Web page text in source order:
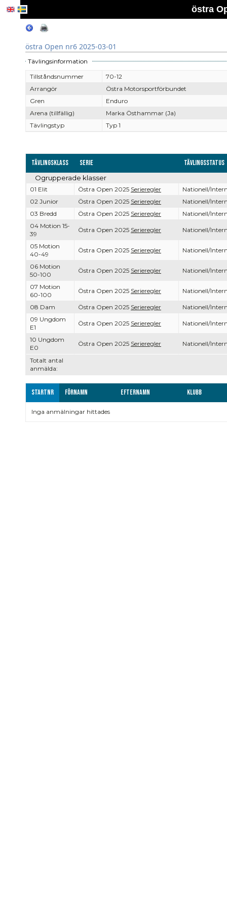
östra
östra Open nr6 2025-03-01
Tävlingsinformation
Tillståndsnummer
70-12
Arrangör
Östra Motorsportförbundet
Gren
Enduro
Arena (tillfällig)
Marka Östhammar (Ja)
Tävlingstyp
Typ 1
Tävlingsklass Serie Tävlingsstatus
Totalt antal
anmälda:
Ogrupperade klasser
01 Elit Östra Open 2025 Serieregler
Nationell/
02 Junior
Östra Open 2025 Serieregler
Nationell/
03 Bredd
Östra Open 2025 Serieregler
Nationell/
04 Motion 15-
39
Östra Open 2025 Serieregler Nationell/
05 Motion
40-49
Östra Open 2025 Serieregler Nationell/
06 Motion
50-100
Östra Open 2025 Serieregler Nationell/
07 Motion
60-100
Östra Open 2025 Serieregler Nationell/
08 Dam Östra Open 2025 Serieregler
Nationell/
09 Ungdom
E1
Östra Open 2025 Serieregler Nationell/
10 Ungdom
E0
Östra Open 2025 Serieregler Nationell/
Startnr Förnamn Efternamn Klubb
Inga anmälningar hittades